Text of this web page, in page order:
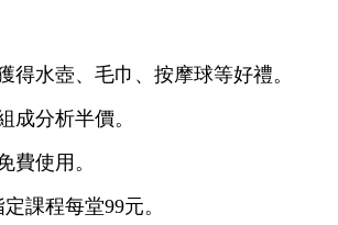
水壺、毛巾、按摩球等好禮。
成分析半價。
費使用。
課程每堂99元。